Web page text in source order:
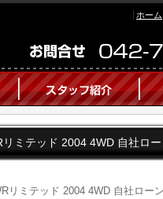
ホーム
ミテッド 2004 4WD 自社ロ
リミテッド 2004 4WD 自社ロー